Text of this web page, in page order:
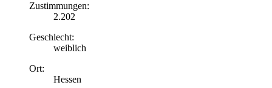
Zustimmungen:
2.202
Geschlecht:
weiblich
Ort:
Hessen